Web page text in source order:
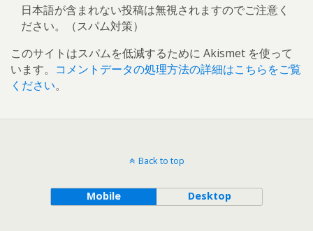
日本語が含まれない投稿は無視されますのでご注意く
ださい。（スパム対策）
このサイトはスパムを低減するために Akismet を使って
います。 コメントデータの処理方法の詳細はこちらをご覧
ください。
Back to top
Mobile Desktop